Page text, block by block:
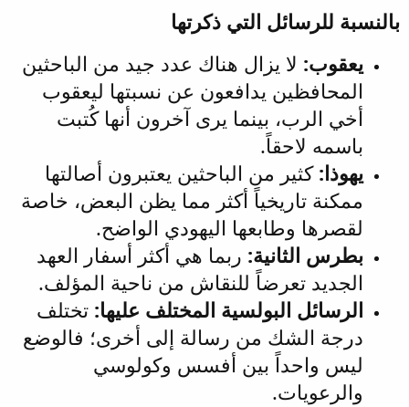
بالنسبة للرسائل التي ذكرتها
يعقوب: لا يزال هناك عدد جيد من الباحثين
المحافظين يدافعون عن نسبتها ليعقوب
أخي الرب، بينما يرى آخرون أنها كُتبت
باسمه لاحقاً.
يهوذا: كثير من الباحثين يعتبرون أصالتها
ممكنة تاريخياً أكثر مما يظن البعض، خاصة
لقصرها وطابعها اليهودي الواضح.
بطرس الثانية: ربما هي أكثر أسفار العهد
الجديد تعرضاً للنقاش من ناحية المؤلف.
الرسائل البولسية المختلف عليها: تختلف
درجة الشك من رسالة إلى أخرى؛ فالوضع
ليس واحداً بين أفسس وكولوسي
والرعويات.